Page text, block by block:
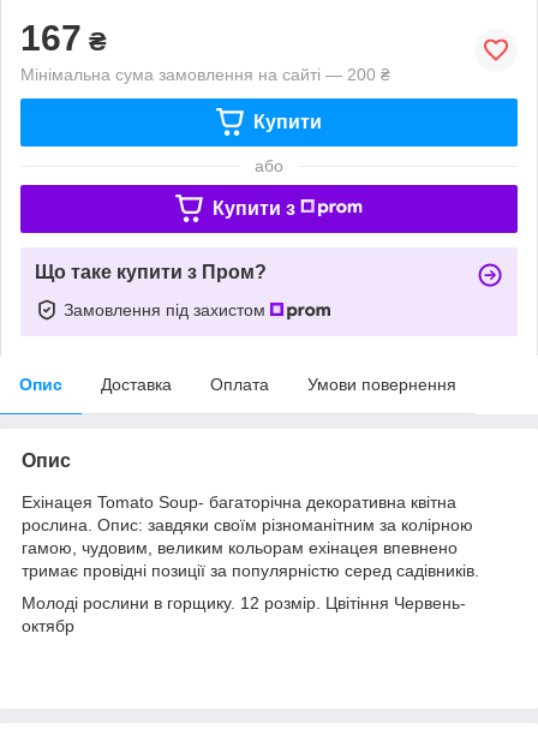
167 ₴
Мінімальна сума замовлення на сайті — 200 ₴
Купити
або
Купити з
Що таке купити з Пром?
Замовлення під захистом
Опис Доставка Оплата Умови повернення
Опис
Ехінацея Tomato Soup- багаторічна декоративна квітна
рослина. Опис: завдяки своїм різноманітним за колірною
гамою, чудовим, великим кольорам ехінацея впевнено
тримає провідні позиції за популярністю серед садівників.
Молоді рослини в горщику. 12 розмір. Цвітіння Червень-
октябр